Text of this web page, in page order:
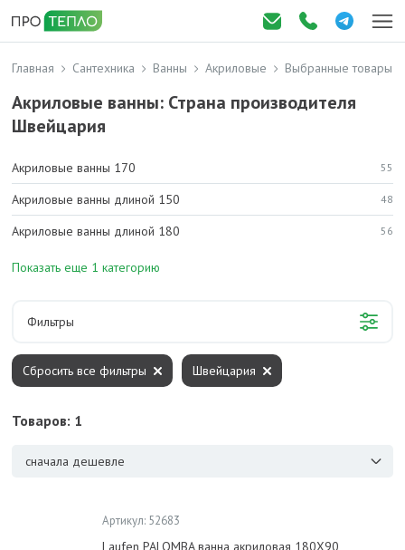
Главная Сантехника Ванны Акриловые Выбранные товары
Акриловые ванны: Страна производителя
Швейцария
Акриловые ванны 170 55
Акриловые ванны длиной 150 48
Акриловые ванны длиной 180 56
Показать еще 1 категорию
Фильтры
Товаров: 1
сначала дешевле
Сбросить все фильтры Швейцария
Артикул: 52683
Laufen PALOMBA ванна акриловая 180Х90